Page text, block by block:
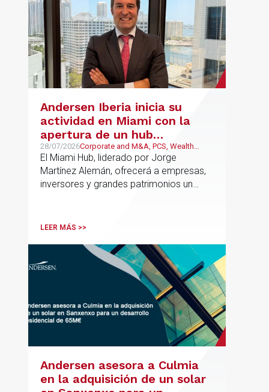
Andersen Iberia inicia su
actividad en Miami con la
apertura de un hub
estratégico para reforzar el
asesoramiento fiscal, legal y
patrimonial conectando
Europa y Latinoamérica
28/07/2026Corporate and M&A, PCS, Wealth
Management & Family Business, Real
Estate
El Miami Hub, liderado por Jorge
Martínez Alemán, ofrecerá a empresas,
inversores y grandes patrimonios un
Latinoamérica y otros mercados
LEER MÁS >>
Andersen asesora a Culmia
en la adquisición de un solar